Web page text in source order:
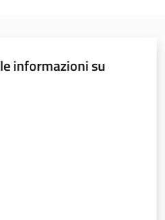
informazioni su